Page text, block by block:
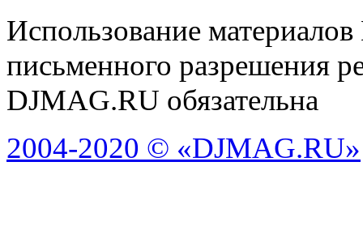
Использование
письменного разрешения
DJMAG.RU обязательна
2004-2020 © «DJMAG.RU»